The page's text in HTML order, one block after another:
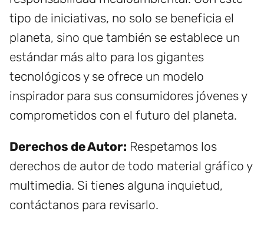
tipo de iniciativas, no solo se beneficia el
planeta, sino que también se establece un
estándar más alto para los gigantes
tecnológicos y se ofrece un modelo
inspirador para sus consumidores jóvenes y
comprometidos con el futuro del planeta.
Derechos de Autor: Respetamos los
derechos de autor de todo material gráfico y
multimedia. Si tienes alguna inquietud,
contáctanos para revisarlo.